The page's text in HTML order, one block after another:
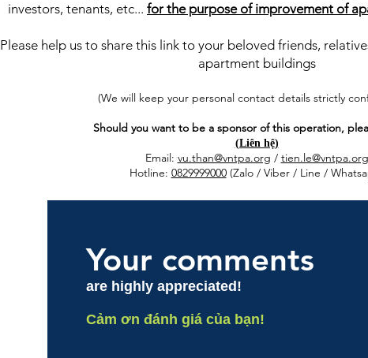
investors, tenants, etc... for the purpose of improvement of
Please help us to share this link to your beloved friends,
apartment buildings
(We will keep your personal contact details strictly
Should you want to be a sponsor of this operation,
(Liên hệ)
Email: vu.than@vntpa.org / tien.le@vntpa.org
Hotline: 0829999000(Zalo / Viber / Line /
Your comments
are highly appreciated!
Cảm ơn đánh giá của bạn!